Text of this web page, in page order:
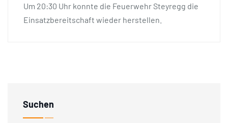
Um 20:30 Uhr konnte die Feuerwehr Steyregg die
Einsatzbereitschaft wieder herstellen.
Suchen